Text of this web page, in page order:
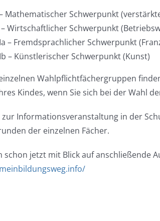
– Mathematischer Schwerpunkt
– Wirtschaftlicher Schwerpunkt
– Fremdsprachlicher Schwerpunkt
– Künstlerischer Schwerpunkt (Kunst)
Wahlpflichtfächergruppen
Kindes, wenn Sie sich bei der Wahl
zur Informationsveranstaltung in der
der einzelnen Fächer.
schon jetzt mit Blick auf